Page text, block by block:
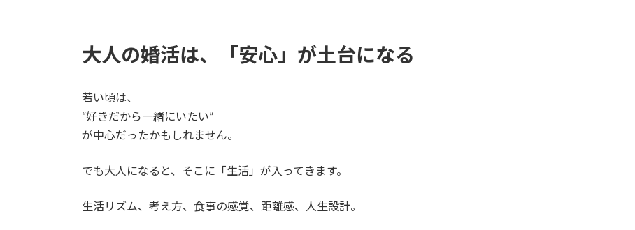
大人の婚活は、「安心」が土台になる
若い頃は、
“好きだから一緒にいたい”
が中心だったかもしれません。
でも大人になると、そこに「生活」が入ってきます。
生活リズム、考え方、食事の感覚、距離感、人生設計。